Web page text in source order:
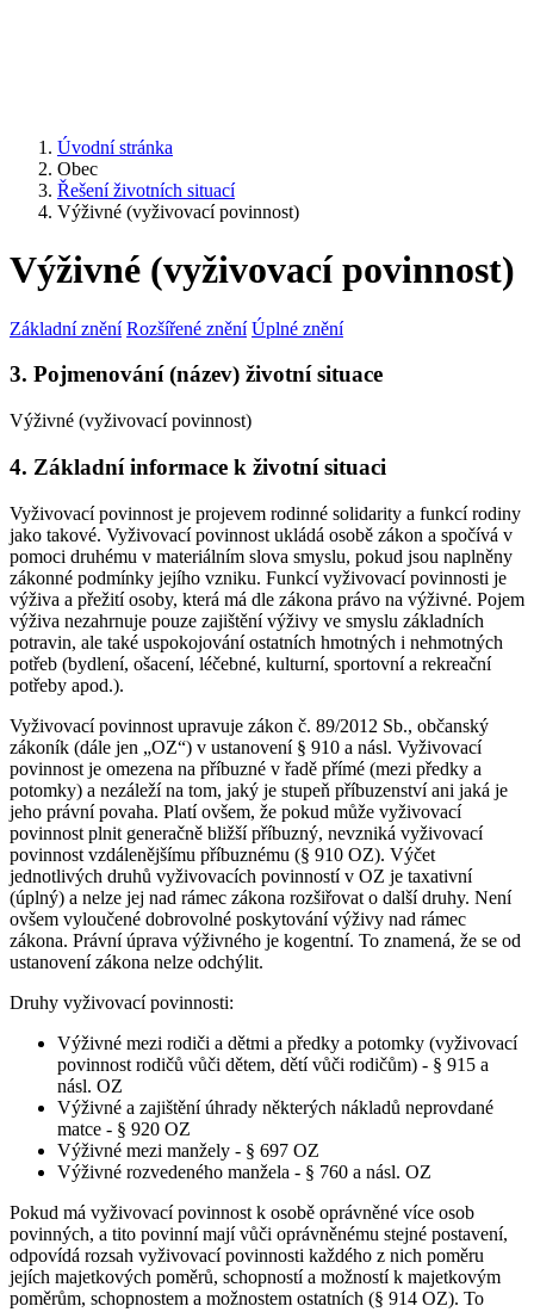
Úvodní stránka
Obec
Řešení životních situací
Výživné (vyživovací povinnost)
Výživné (vyživovací povinnost)
Základní znění Rozšířené znění Úplné znění
3. Pojmenování (název) životní situace
Výživné (vyživovací povinnost)
4. Základní informace k životní situaci
Vyživovací povinnost je projevem rodinné solidarity a funkcí rodiny
jako takové. Vyživovací povinnost ukládá osobě zákon a spočívá v
pomoci druhému v materiálním slova smyslu, pokud jsou naplněny
zákonné podmínky jejího vzniku. Funkcí vyživovací povinnosti je
výživa a přežití osoby, která má dle zákona právo na výživné. Pojem
výživa nezahrnuje pouze zajištění výživy ve smyslu základních
potravin, ale také uspokojování ostatních hmotných i nehmotných
potřeb (bydlení, ošacení, léčebné, kulturní, sportovní a rekreační
potřeby apod.).
Vyživovací povinnost upravuje zákon č. 89/2012 Sb., občanský
zákoník (dále jen „OZ“) v ustanovení § 910 a násl. Vyživovací
povinnost je omezena na příbuzné v řadě přímé (mezi předky a
potomky) a nezáleží na tom, jaký je stupeň příbuzenství ani jaká je
jeho právní povaha. Platí ovšem, že pokud může vyživovací
povinnost plnit generačně bližší příbuzný, nevzniká vyživovací
povinnost vzdálenějšímu příbuznému (§ 910 OZ). Výčet
jednotlivých druhů vyživovacích povinností v OZ je taxativní
(úplný) a nelze jej nad rámec zákona rozšiřovat o další druhy. Není
ovšem vyloučené dobrovolné poskytování výživy nad rámec
zákona. Právní úprava výživného je kogentní. To znamená, že se od
ustanovení zákona nelze odchýlit.
Druhy vyživovací povinnosti:
Výživné mezi rodiči a dětmi a předky a potomky (vyživovací
povinnost rodičů vůči dětem, dětí vůči rodičům) - § 915 a
násl. OZ
Výživné a zajištění úhrady některých nákladů neprovdané
matce - § 920 OZ
Výživné mezi manžely - § 697 OZ
Výživné rozvedeného manžela - § 760 a násl. OZ
Pokud má vyživovací povinnost k osobě oprávněné více osob
povinných, a tito povinní mají vůči oprávněnému stejné postavení,
odpovídá rozsah vyživovací povinnosti každého z nich poměru
jejích majetkových poměrů, schopností a možností k majetkovým
poměrům, schopnostem a možnostem ostatních (§ 914 OZ). To